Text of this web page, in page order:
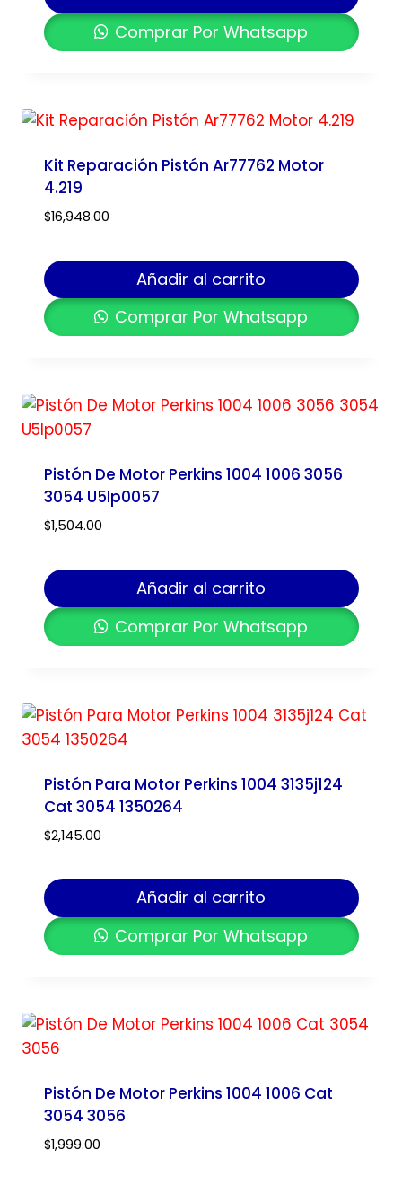
Comprar Por Whatsapp
Kit Reparación Pistón Ar77762 Motor
4.219
$16,948.00
Añadir al carrito
Comprar Por Whatsapp
Pistón De Motor Perkins 1004 1006 3056
3054 U5lp0057
$1,504.00
Añadir al carrito
Comprar Por Whatsapp
Pistón Para Motor Perkins 1004 3135j124
Cat 3054 1350264
$2,145.00
Añadir al carrito
Comprar Por Whatsapp
Pistón De Motor Perkins 1004 1006 Cat
3054 3056
$1,999.00